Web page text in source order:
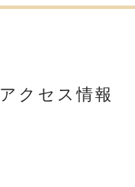
アクセス情報